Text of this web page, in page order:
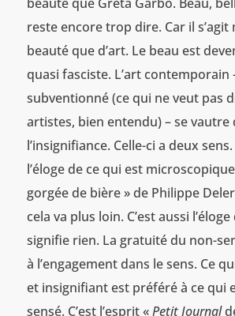
beauté que Greta Garbo. Beau,
reste encore trop dire. Car il s’agit
beauté que d’art. Le beau est
quasi fasciste. L’art contemporain
subventionné (ce qui ne veut pas
artistes, bien entendu) – se vautre
l’insignifiance. Celle-ci a deux
l’éloge de ce qui est
gorgée de bière » de Philippe
cela va plus loin. C’est aussi
signifie rien. La gratuité du non-
à l’engagement dans le sens. Ce
et insignifiant est préféré à ce qui
sensé. C’est l’esprit «Petit Journal